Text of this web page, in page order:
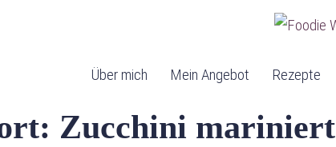
Über mich Mein Angebot Rezepte
Zucchini mariniert